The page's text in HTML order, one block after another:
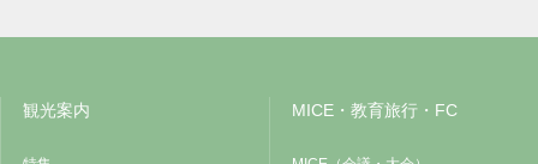
観光案内 MICE・教育旅行・FC